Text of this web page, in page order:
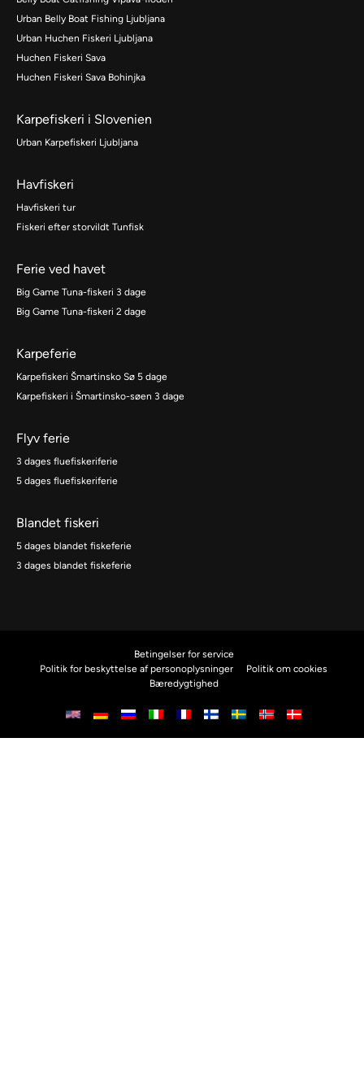
Urban Belly Boat Fishing Ljubljana
Urban Huchen Fiskeri Ljubljana
Huchen Fiskeri Sava
Huchen Fiskeri Sava Bohinjka
Karpefiskeri i Slovenien
Urban Karpefiskeri Ljubljana
Havfiskeri
Havfiskeri tur
Fiskeri efter storvildt Tunfisk
Ferie ved havet
Big Game Tuna-fiskeri 3 dage
Big Game Tuna-fiskeri 2 dage
Karpeferie
Karpefiskeri Šmartinsko Sø 5 dage
Karpefiskeri i Šmartinsko-søen 3 dage
Flyv ferie
3 dages fluefiskeriferie
5 dages fluefiskeriferie
Blandet fiskeri
5 dages blandet fiskeferie
3 dages blandet fiskeferie
Betingelser for service
Politik for beskyttelse af personoplysninger
Politik om cookies
Bæredygtighed